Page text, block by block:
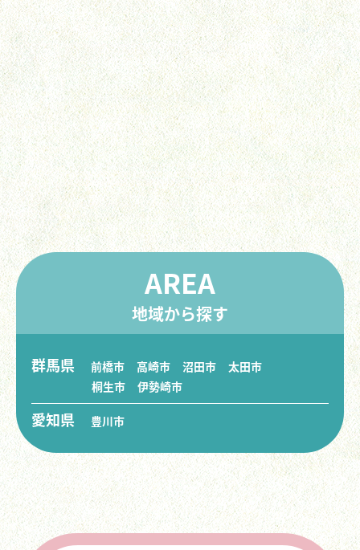
AREA
地域から探す
群馬県 前橋市 高崎市 沼田市
太田市
桐生市
伊勢崎市
愛知県 豊川市